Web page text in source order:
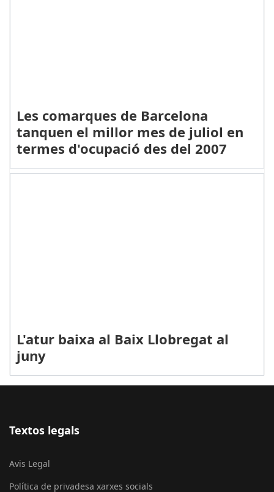
Les comarques de Barcelona
tanquen el millor mes de juliol en
termes d'ocupació des del 2007
L'atur baixa al Baix Llobregat al
juny
Textos legals
Avis Legal
Política de privadesa xarxes socials